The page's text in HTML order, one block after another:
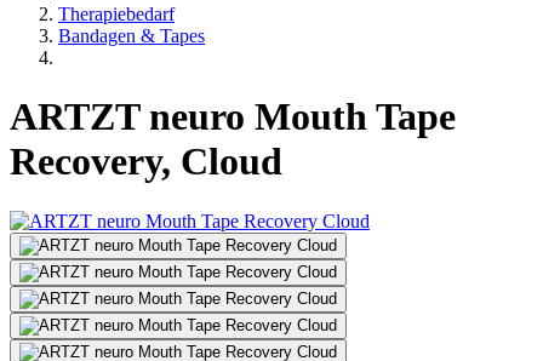
Therapiebedarf
Bandagen & Tapes
ARTZT neuro Mouth Tape
Recovery, Cloud